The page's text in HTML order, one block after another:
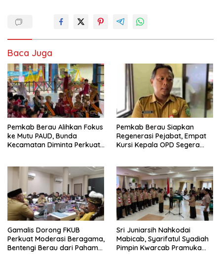
Baca Juga
Pemkab Berau Alihkan Fokus
ke Mutu PAUD, Bunda
Kecamatan Diminta Perkuat
Pemkab Berau Siapkan
Regenerasi Pejabat, Empat
Kursi Kepala OPD Segera
Gamalis Dorong FKUB
Perkuat Moderasi Beragama,
Bentengi Berau dari Paham
Sri Juniarsih Nahkodai
Mabicab, Syarifatul Syadiah
Pimpin Kwarcab Pramuka